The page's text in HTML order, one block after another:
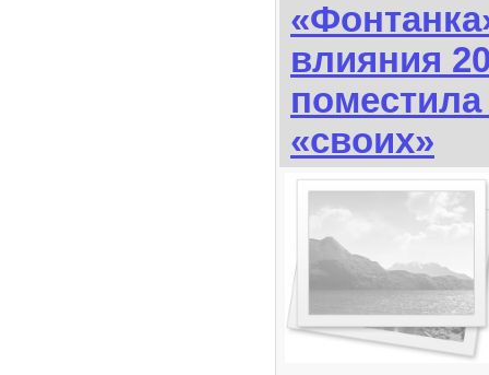
влияния
«своих»